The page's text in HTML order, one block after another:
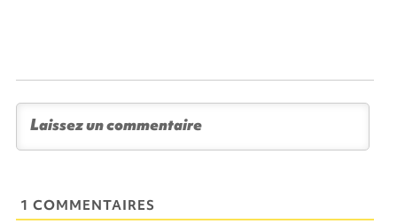
1 COMMENTAIRES